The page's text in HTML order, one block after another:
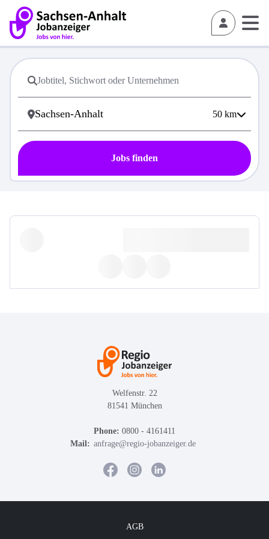
50 km
Jobs finden
Welfenstr. 22
81541 München
Phone: 0800 - 4161411
Mail: anfrage@regio-jobanzeiger.de
AGB